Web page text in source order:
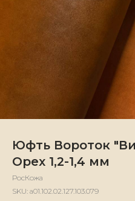
Юфть Вороток
Орех 1,2-1,4 мм
РосКожа
SKU: а01.102.02.127.103.079